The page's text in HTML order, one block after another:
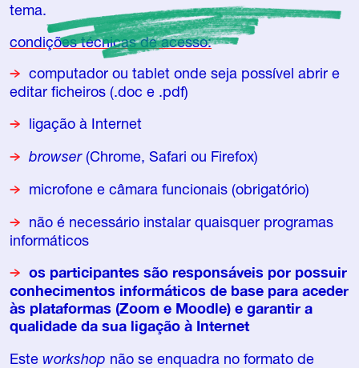
tema.
condições técnicas de acesso:
computador ou tablet onde seja possível abrir e
editar ficheiros (.doc e .pdf)
ligação à Internet
browser(Chrome, Safari ou Firefox)
microfone e câmara funcionais (obrigatório)
não é necessário instalar quaisquer programas
informáticos
os participantes são responsáveis por possuir
conhecimentos informáticos de base para aceder
às plataformas (Zoom e Moodle) e garantir a
qualidade da sua ligação à Internet
Este workshop não se enquadra no formato de